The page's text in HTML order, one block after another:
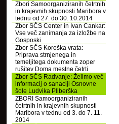
Zbori Samoorganiziranih četrtnih
in krajevnih skupnosti Maribora v
tednu od 27. do 30. 10.2014
Zbor SČS Center in Ivan Cankar:
Vse več zanimanja za izložbe na
Gosposki
Zbor SČS Koroška vrata:
Priprava strnjenega in
temeljitega dokumenta zoper
rušitev Doma mestne četrti
Zbor SČS Radvanje: Želimo več
informacij o sanaciji Osnovne
šole Ludvika Pliberška
ZBORI Samoorganiziranih
četrtnih in krajevnih skupnosti
Maribora v tednu od 3. do 7. 11.
2014